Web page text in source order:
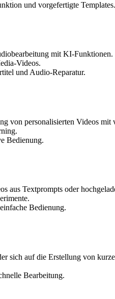
und vorgefertigte Templates.
mit KI-
Videos.
und Audio-Reparatur.
von personalisierten Videos
Bedienung.
aus Textprompts oder
Bedienung.
sich auf die Erstellung von
Bearbeitung.